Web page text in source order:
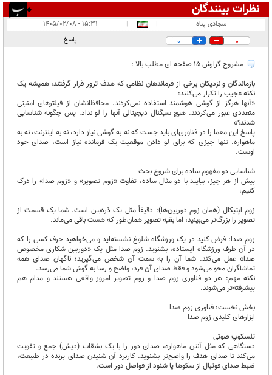
نظرات بینندگان
در انتظار بررسی:
سجادی پناه |
|
۱۵:۳۱ - ۱۴۰۵/۰۲/۰۸
0
0 پاسخ
مشروح گزارش 15 صفحه ای مطلب بالا :
بازماندگان و نزدیکان برخی از فرماندهان نظامی که هدف ترور قرار گرفتند، همیشه یک
نکته عجیب را تکرار می‌کنند:
«آنها هرگز از گوشی هوشمند استفاده نمی‌کردند. محافظانشان از فیلترهای امنیتی
متعددی عبور می‌کردند. هیچ سیگنال دیجیتالی آنها را لو نداد. پس چگونه شناسایی
شدند؟»
پاسخ این معما را در فناوری‌ای باید جست که نه به گوشی نیاز دارد، نه به اینترنت، نه به
ماهواره. تنها چیزی که برای لو دادن موقعیت یک فرمانده نیاز است، صدای خود
اوست.
شناسایی دو مفهوم ساده برای شروع بحث
پیش از هر چیز، بیایید با دو مثال ساده، تفاوت «زوم تصویر» و «زوم صدا» را درک
کنیم:
زوم اپتیکال (همان زوم دوربین‌ها): دقیقاً مثل یک ذره‌بین است. شما یک قسمت از
تصویر را بزرگ‌تر می‌بینید، اما بقیه تصویر همان‌طور که هست باقی می‌ماند.
زوم صدا: فرض کنید در یک ورزشگاه شلوغ نشسته‌اید و می‌خواهید حرف کسی را که
در آن طرف ورزشگاه ایستاده، بشنوید. زوم صدا مثل یک «دوربین شکاری مخصوص
صدا» عمل می‌کند. شما آن را به سمت آن شخص می‌گیرید؛ ناگهان صدای همه
تماشاگران محو می‌شود و فقط صدای آن فرد، واضح و رسا به گوش شما می‌رسد.
نکته مهم: هر دو فناوری زوم صدا و زوم تصویر امروز واقعی هستند و مدام هم
پیشرفته‌تر می‌شوند.
بخش نخست: فناوری زوم صدا
ابزارهای کلیدی زوم صدا
تلسکوپ صوتی
دستگاهی که مثل آنتن ماهواره، صدای دور را با یک بشقاب (دیش) جمع و تقویت
می‌کند تا صدای هدف را واضح‌تر بشنوید. کاربرد آن شنیدن صدای پرنده در طبیعت،
ضبط صدای فوتبال از سکوها یا شنود از فواصل دور است.